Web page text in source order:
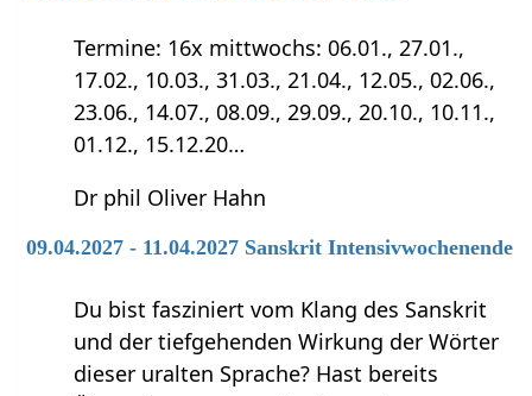
Termine: 16x mittwochs: 06.01., 27.01.,
17.02., 10.03., 31.03., 21.04., 12.05., 02.06.,
23.06., 14.07., 08.09., 29.09., 20.10., 10.11.,
01.12., 15.12.20…
Dr phil Oliver Hahn
09.04.2027 - 11.04.2027 Sanskrit Intensivwochenende
Du bist fasziniert vom Klang des Sanskrit
und der tiefgehenden Wirkung der Wörter
dieser uralten Sprache? Hast bereits